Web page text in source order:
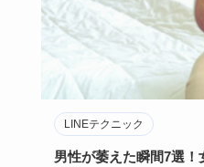
LINEテクニック
男性が萎えた瞬間7選